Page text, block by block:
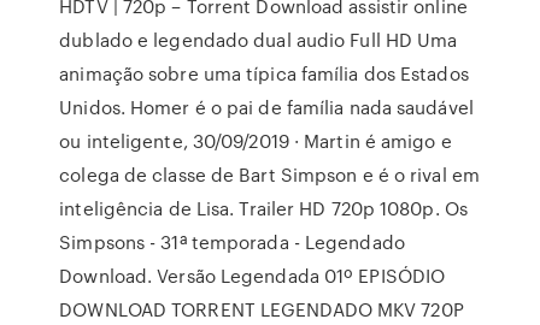
HDTV | 720p – Torrent Download assistir online
dublado e legendado dual audio Full HD Uma
animação sobre uma típica família dos Estados
Unidos. Homer é o pai de família nada saudável
ou inteligente, 30/09/2019 · Martin é amigo e
colega de classe de Bart Simpson e é o rival em
inteligência de Lisa. Trailer HD 720p 1080p. Os
Simpsons - 31ª temporada - Legendado
Download. Versão Legendada 01º EPISÓDIO
DOWNLOAD TORRENT LEGENDADO MKV 720P